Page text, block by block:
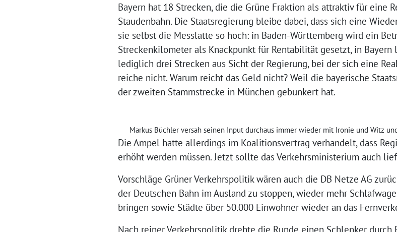
Bayern hat 18 Strecken, die die Grüne Fraktion als attraktiv für eine
Staudenbahn. Die Staatsregierung bleibe dabei, dass sich eine
sie selbst die Messlatte so hoch: in Baden-Württemberg wird ein
Streckenkilometer als Knackpunkt für Rentabilität gesetzt, in
lediglich drei Strecken aus Sicht der Regierung, bei der sich eine
reiche nicht. Warum reicht das Geld nicht? Weil die bayerische
der zweiten Stammstrecke in München gebunkert hat.
Markus Büchler versah seinen Input durchaus immer wieder mit Ironie und Witz
Die Ampel hatte allerdings im Koalitionsvertrag verhandelt, dass
erhöht werden müssen. Jetzt sollte das Verkehrsministerium auch
Vorschläge Grüner Verkehrspolitik wären auch die DB Netze AG
der Deutschen Bahn im Ausland zu stoppen, wieder mehr
bringen sowie Städte über 50.000 Einwohner wieder an das